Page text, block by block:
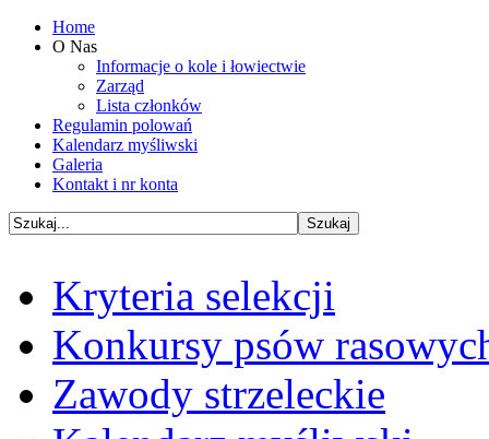
Home
O Nas
Informacje o kole i łowiectwie
Zarząd
Lista członków
Regulamin polowań
Kalendarz myśliwski
Galeria
Kontakt i nr konta
Kryteria selekcji
Konkursy psów
Zawody strzeleckie